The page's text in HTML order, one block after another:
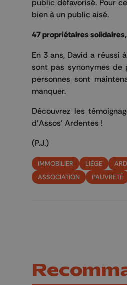
public défavorisé. Pour
bien à un public aisé.
47 propriétaires
En 3 ans, David a réussi
sont pas synonymes de
personnes sont
manquer.
Découvrez les
d'Assos' Ardentes !
(P.J.)
IMMOBILIER LIÈGE
ASSOCIATION
PAUVRETÉ